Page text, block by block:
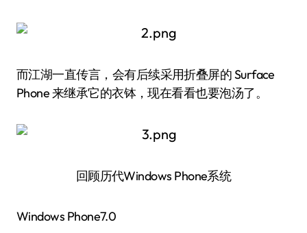
而江湖一直传言，会有后续采用折叠屏的 Surface
Phone 来继承它的衣钵，现在看看也要泡汤了。
回顾历代Windows Phone系统
Windows Phone7.0